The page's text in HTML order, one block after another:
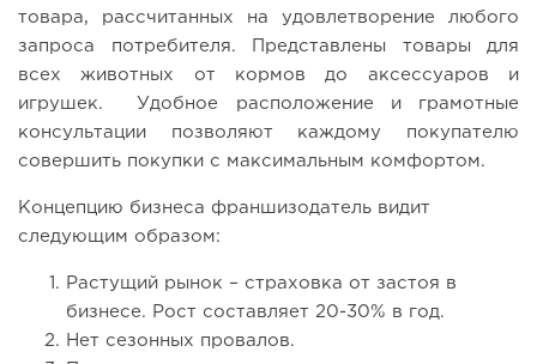
товара, рассчитанных на удовлетворение любого
запроса потребителя. Представлены товары для
всех животных от кормов до аксессуаров и
игрушек. Удобное расположение и грамотные
консультации позволяют каждому покупателю
совершить покупки с максимальным комфортом.
Концепцию бизнеса франшизодатель видит
следующим образом:
Растущий рынок – страховка от застоя в
бизнесе. Рост составляет 20-30% в год.
Нет сезонных провалов.